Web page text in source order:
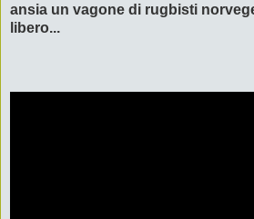
ansia un vagone di rugbisti
libero...